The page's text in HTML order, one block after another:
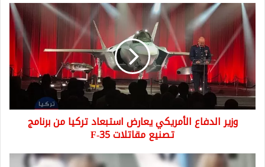
وزير
الدفاع
الأمريكي
يعارض
استبعاد
تركيا
من
برنامج
تصنيع
مقاتلاتوزير الدفاع الأمريكي يعارض استبعاد تركيا من برنامج
تصنيع مقاتلات F-35
بالفيديو: